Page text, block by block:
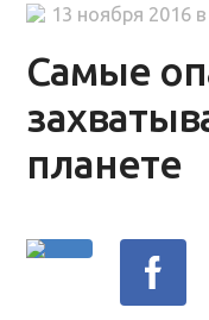
Самые
планете
13 ноября 2016